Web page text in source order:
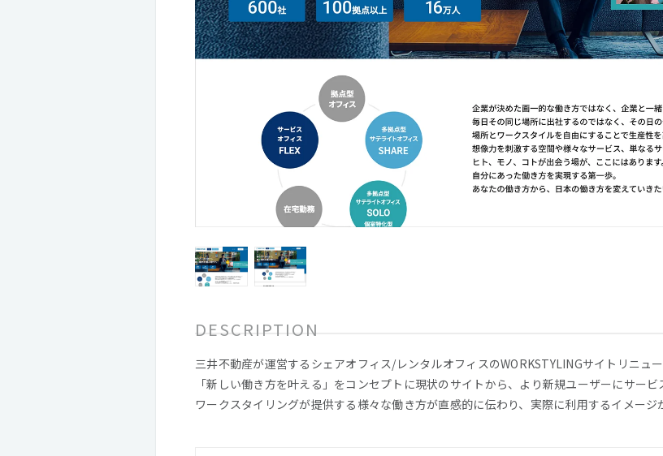
DESCRIPTION
三井不動産が運営するシェアオフィス/レンタルオフィスのWORKSTYLINGサイトリニュー
「新しい働き方を叶える」をコンセプトに現状のサイトから、より新規ユーザーにサー
ワークスタイリングが提供する様々な働き方が直感的に伝わり、実際に利用するイメージ